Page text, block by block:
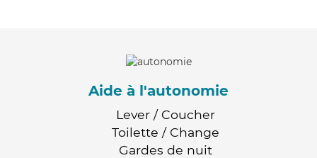
Aide à l'autonomie
Lever / Coucher
Toilette / Change
Gardes de nuit